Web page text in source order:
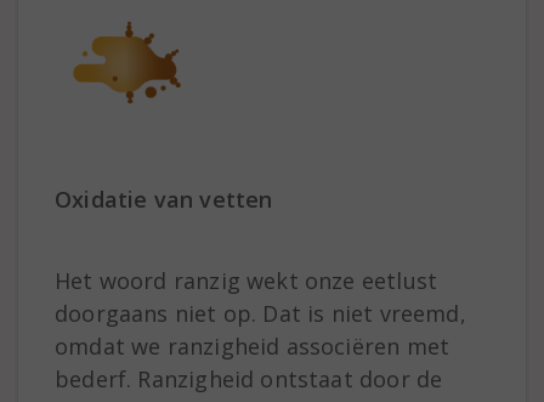
Oxidatie van vetten
Het woord ranzig wekt onze eetlust
doorgaans niet op. Dat is niet vreemd,
omdat we ranzigheid associëren met
bederf. Ranzigheid ontstaat door de